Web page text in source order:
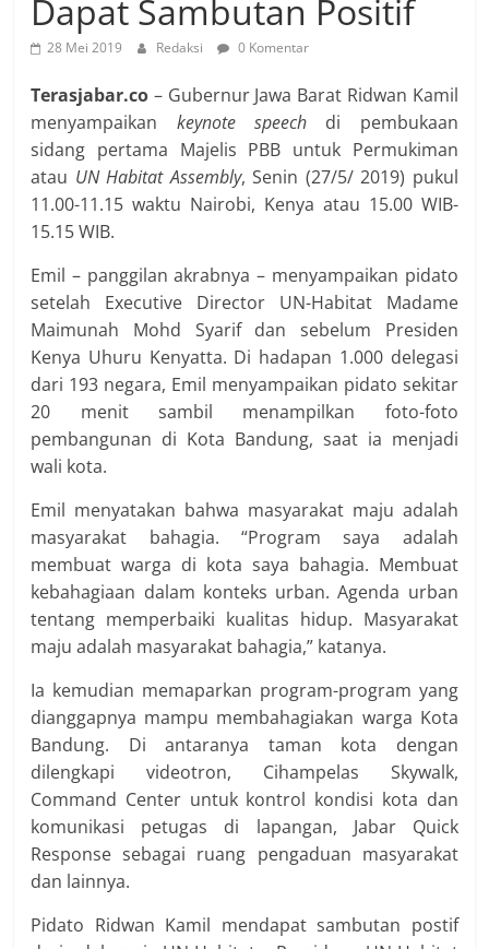
Dapat Sambutan Positif
28 Mei 2019 Redaksi 0 Komentar
Terasjabar.co– Gubernur Jawa Barat Ridwan Kamil
menyampaikan keynote speech di pembukaan
sidang pertama Majelis PBB untuk Permukiman
atau UN Habitat Assembly, Senin (27/5/ 2019) pukul
11.00-11.15 waktu Nairobi, Kenya atau 15.00 WIB-
15.15 WIB.
Emil – panggilan akrabnya – menyampaikan pidato
setelah Executive Director UN-Habitat Madame
Maimunah Mohd Syarif dan sebelum Presiden
Kenya Uhuru Kenyatta. Di hadapan 1.000 delegasi
dari 193 negara, Emil menyampaikan pidato sekitar
20 menit sambil menampilkan foto-foto
pembangunan di Kota Bandung, saat ia menjadi
wali kota.
Emil menyatakan bahwa masyarakat maju adalah
masyarakat bahagia. “Program saya adalah
membuat warga di kota saya bahagia. Membuat
kebahagiaan dalam konteks urban. Agenda urban
tentang memperbaiki kualitas hidup. Masyarakat
maju adalah masyarakat bahagia,” katanya.
Ia kemudian memaparkan program-program yang
dianggapnya mampu membahagiakan warga Kota
Bandung. Di antaranya taman kota dengan
dilengkapi videotron, Cihampelas Skywalk,
Command Center untuk kontrol kondisi kota dan
komunikasi petugas di lapangan, Jabar Quick
Response sebagai ruang pengaduan masyarakat
dan lainnya.
Pidato Ridwan Kamil mendapat sambutan postif